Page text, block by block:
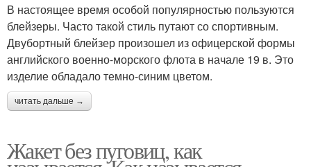
В настоящее время особой популярностью пользуются
блейзеры. Часто такой стиль путают со спортивным.
Двубортный блейзер произошел из офицерской формы
английского военно-морского флота в начале 19 в. Это
изделие обладало темно-синим цветом.
читать дальше →
Жакет без пуговиц, как